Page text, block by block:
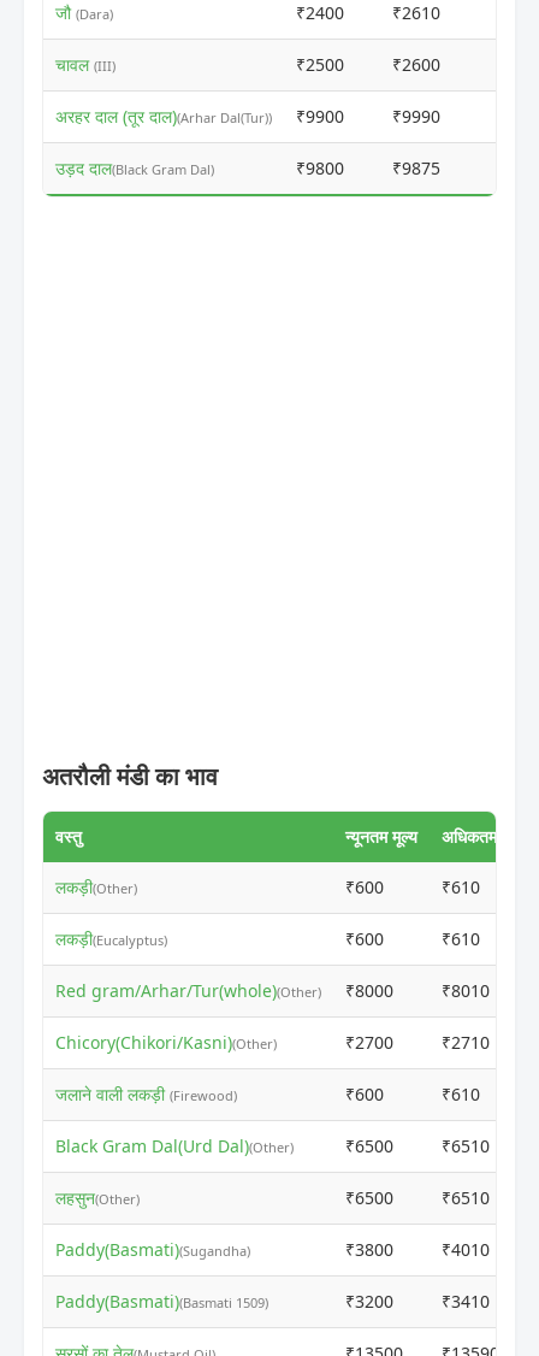
जौ (Dara) ₹2400 ₹2610
चावल (III) ₹2500 ₹2600
अरहर दाल (तूर दाल)(Arhar Dal(Tur)) ₹9900 ₹9990
उड़द दाल(Black Gram Dal) ₹9800 ₹9875
अतरौली मंडी का भाव
वस्तु न्यूनतम मूल्य अधिकतम मूल्य
लकड़ी(Other) ₹600 ₹610
लकड़ी(Eucalyptus) ₹600 ₹610
Red gram/Arhar/Tur(whole)(Other) ₹8000 ₹8010
Chicory(Chikori/Kasni)(Other) ₹2700 ₹2710
जलाने वाली लकड़ी (Firewood) ₹600 ₹610
Black Gram Dal(Urd Dal)(Other) ₹6500 ₹6510
लहसुन(Other) ₹6500 ₹6510
Paddy(Basmati)(Sugandha) ₹3800 ₹4010
Paddy(Basmati)(Basmati 1509) ₹3200 ₹3410